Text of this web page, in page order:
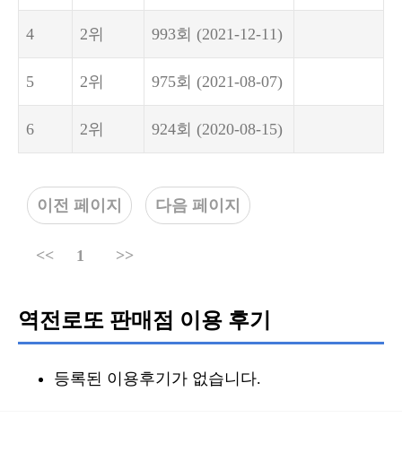
4 2위 993회 (2021-12-11)
5 2위 975회 (2021-08-07)
6 2위 924회 (2020-08-15)
이전 페이지 다음 페이지
<< 1 >>
역전로또 판매점 이용 후기
등록된 이용후기가 없습니다.